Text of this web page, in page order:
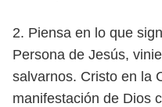
2. Piensa en lo que
Persona de Jesús,
salvarnos. Cristo en la
manifestación de Dios